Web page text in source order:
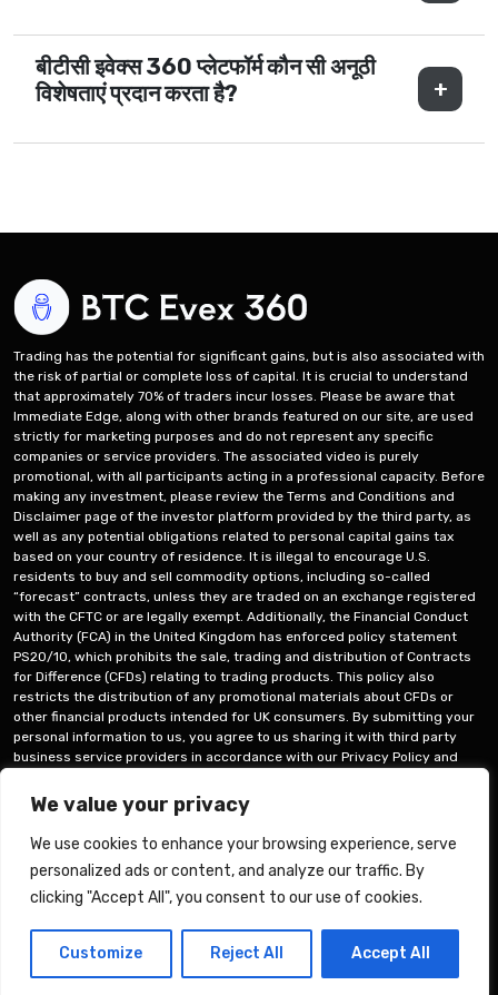
We value your privacy
We use cookies to enhance your browsing experience, serve
personalized ads or content, and analyze our traffic. By
clicking "Accept All", you consent to our use of cookies.
Customize Reject All Accept All
बीटीसी इवेक्स 360 प्लेटफॉर्म कौन सी अनूठी
विशेषताएं प्रदान करता है?
Trading has the potential for significant gains, but is also associated with
the risk of partial or complete loss of capital. It is crucial to understand
that approximately 70% of traders incur losses. Please be aware that
Immediate Edge, along with other brands featured on our site, are used
strictly for marketing purposes and do not represent any specific
companies or service providers. The associated video is purely
promotional, with all participants acting in a professional capacity. Before
making any investment, please review the Terms and Conditions and
Disclaimer page of the investor platform provided by the third party, as
well as any potential obligations related to personal capital gains tax
based on your country of residence. It is illegal to encourage U.S.
residents to buy and sell commodity options, including so-called
“forecast” contracts, unless they are traded on an exchange registered
with the CFTC or are legally exempt. Additionally, the Financial Conduct
Authority (FCA) in the United Kingdom has enforced policy statement
PS20/10, which prohibits the sale, trading and distribution of Contracts
for Difference (CFDs) relating to trading products. This policy also
restricts the distribution of any promotional materials about CFDs or
other financial products intended for UK consumers. By submitting your
personal information to us, you agree to us sharing it with third party
business service providers in accordance with our Privacy Policy and
variety of options, including using trading software, working with human
brokers, or executing your own trades – all of these options are entirely
up to you.
हमारे बारे में संपर्क